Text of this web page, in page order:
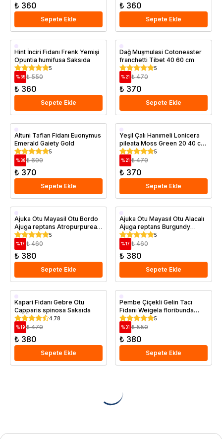
₺ 360
Sepete Ekle
₺ 360
Sepete Ekle
Saksıda
Hint İnciri Fidanı Frenk Yemişi
Opuntia humifusa Saksıda
5
%35 ₺ 550
₺ 360
Sepete Ekle
Saksıda
Dağ Muşmulasi Cotoneaster
franchetti Tibet 40 60 cm
5
%21 ₺ 470
₺ 370
Sepete Ekle
Saksıda
Altuni Taflan Fidanı Euonymus
Emerald Gaiety Gold
5
%38 ₺ 600
₺ 370
Sepete Ekle
Saksıda
Yeşil Çalı Hanımeli Lonicera
pileata Moss Green 20 40 cm
Saksıda
5
%21 ₺ 470
₺ 370
Sepete Ekle
Saksıda
Ajuka Otu Mayasil Otu Bordo
Ajuga reptans Atropurpurea
Saksıda
5
%17 ₺ 460
₺ 380
Sepete Ekle
Saksıda
Ajuka Otu Mayasıl Otu Alacalı
Ajuga reptans Burgundy
Saksıda
5
%17 ₺ 460
₺ 380
Sepete Ekle
Saksıda
Kapari Fidanı Gebre Otu
Capparis spinosa Saksıda
4.78
%19 ₺ 470
₺ 380
Sepete Ekle
Saksıda
Pembe Çiçekli Gelin Tacı
Fidanı Weigela floribunda
Rosea 20 cm
5
%31 ₺ 550
₺ 380
Sepete Ekle